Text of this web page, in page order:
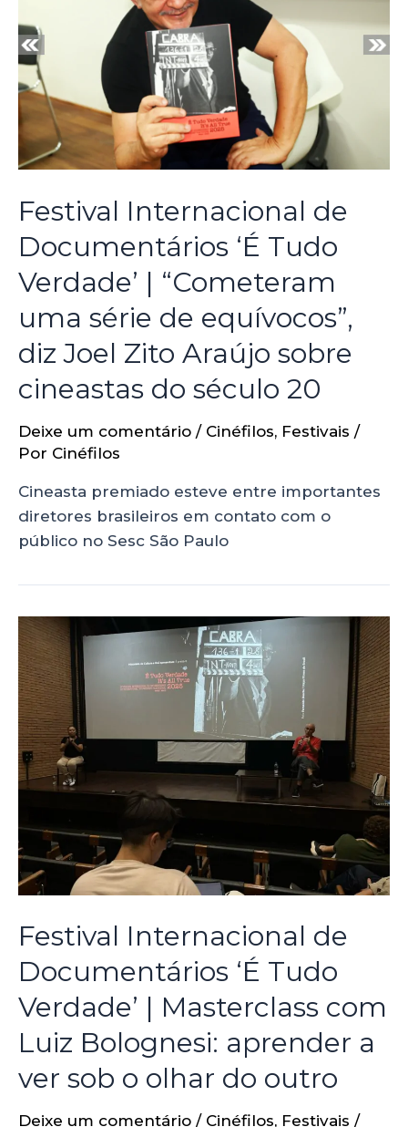
Festival Internacional de
Documentários ‘É Tudo
Verdade’ | “Cometeram
uma série de equívocos”,
diz Joel Zito Araújo sobre
cineastas do século 20
Deixe um comentário / Cinéfilos, Festivais /
Por Cinéfilos
Cineasta premiado esteve entre importantes
diretores brasileiros em contato com o
público no Sesc São Paulo
Festival Internacional de
Documentários ‘É Tudo
Verdade’ | Masterclass com
Luiz Bolognesi: aprender a
ver sob o olhar do outro
Deixe um comentário / Cinéfilos, Festivais /